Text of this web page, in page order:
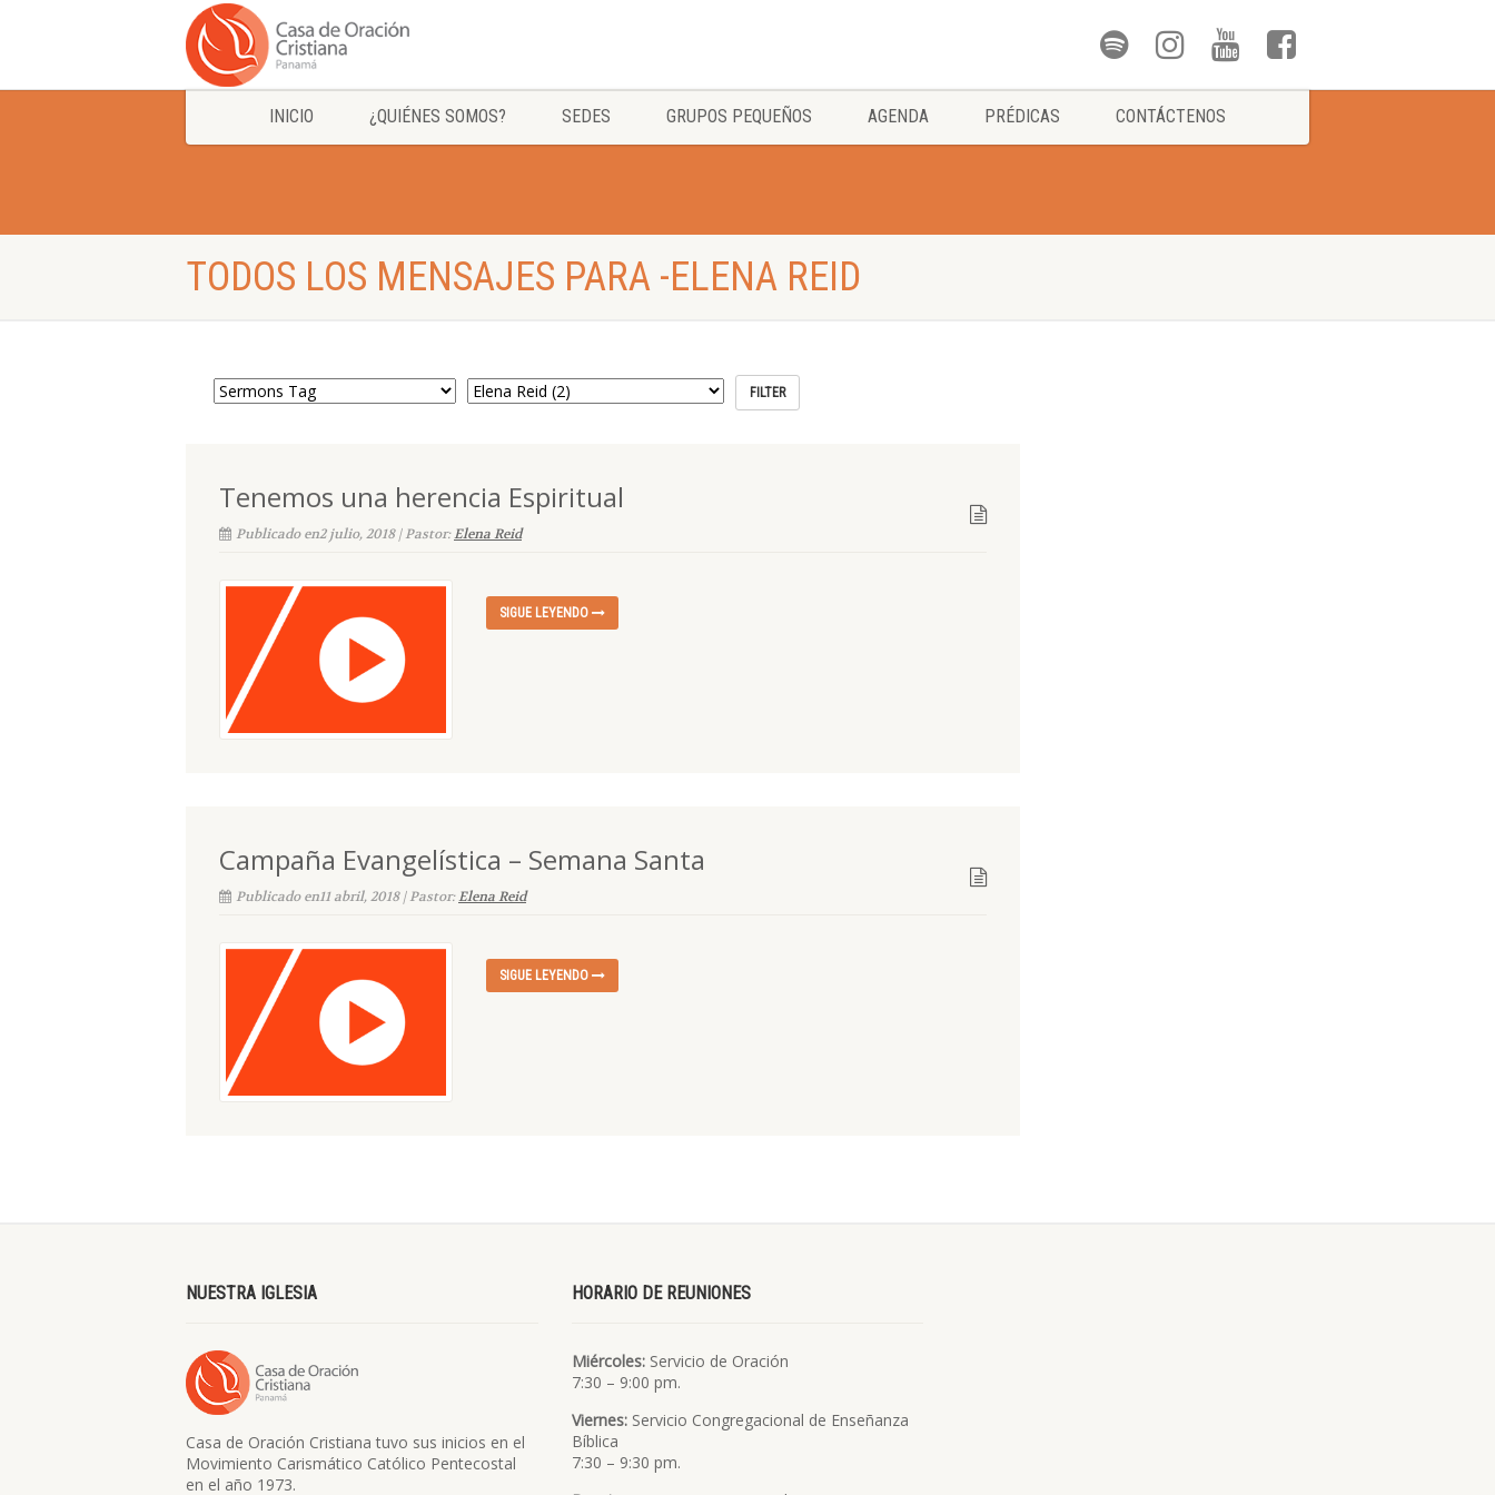
INICIO ¿QUIÉNES SOMOS? SEDES GRUPOS PEQUEÑOS AGENDA PRÉDICAS CONTÁCTENOS
TODOS LOS MENSAJES PARA -ELENA REID
Tenemos una herencia Espiritual
Publicado en2 julio, 2018 | Pastor:Elena Reid
SIGUE LEYENDO
Campaña Evangelística – Semana Santa
Publicado en11 abril, 2018 | Pastor:Elena Reid
SIGUE LEYENDO
NUESTRA IGLESIA
Casa de Oración Cristiana tuvo sus inicios en el
Movimiento Carismático Católico Pentecostal
en el año 1973.
HORARIO DE REUNIONES
Miércoles:Servicio de Oración
7:30 – 9:00 pm.
Viernes:Servicio Congregacional de Enseñanza
Bíblica
7:30 – 9:30 pm.